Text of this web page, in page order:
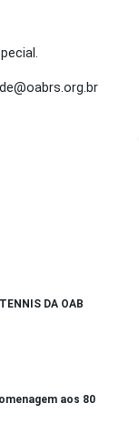
DA OAB
aos 80